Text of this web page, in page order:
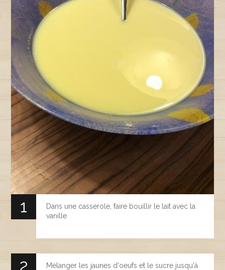
Dans une casserole, faire bouillir le lait avec la
vanille
Mélanger les jaunes d'oeufs et le sucre jusqu'à